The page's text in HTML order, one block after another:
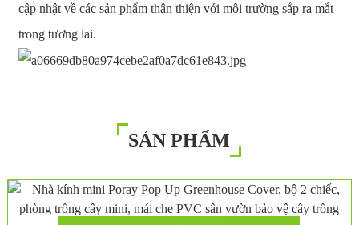
cập nhật về các sản phẩm thân thiện với môi trường sắp ra mắt
trong tương lai.
SẢN PHẨM